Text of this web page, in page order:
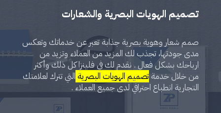
تصميم الهويات البصرية والشعارات
صمم شعار وهوية بصرية جذابة تعبر عن خدماتك وتعكس
مدى جودتها، تجذب لك المزيد من العملاء وتزيد من
ارباحك بشكل فعال . نقدم لك في فلينزا كل ذلك وأكثر
من خلال خدمةتصميم الهويات البصرية التي تترك لعلامتك
التجارية انطباع احترافي لدى جميع العملاء .